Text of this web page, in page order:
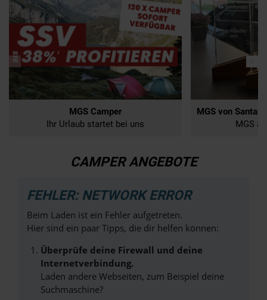
MGS Camper
Ihr Urlaub startet bei uns
MGS
CAMPER ANGEBOTE
FEHLER: NETWORK ERROR
Beim Laden ist ein Fehler aufgetreten.
Hier sind ein paar Tipps, die dir helfen können:
Überprüfe deine Firewall und deine
Internetverbindung.
Laden andere Webseiten, zum Beispiel deine
Suchmaschine?